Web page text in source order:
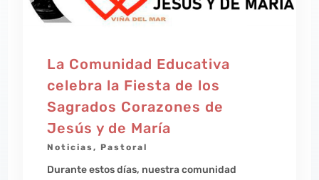
La Comunidad Educativa
celebra la Fiesta de los
Sagrados Corazones de
Jesús y de María
Noticias,Pastoral
Durante estos días, nuestra comunidad